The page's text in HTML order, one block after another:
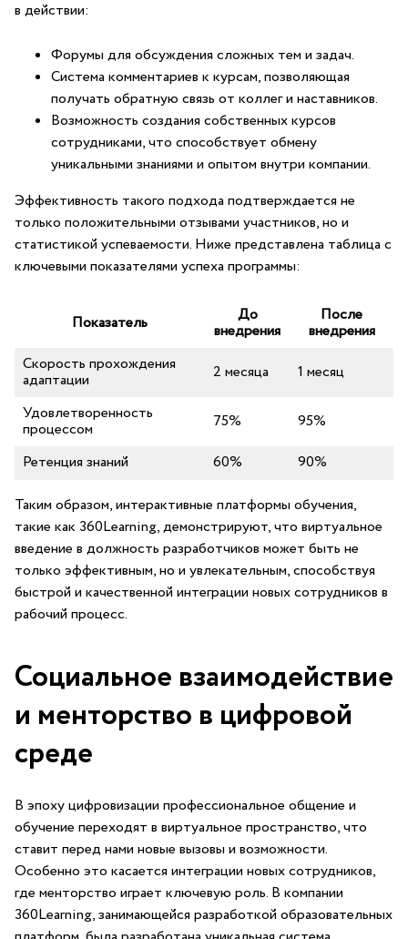
⁤в действии:
Форумы​ для обсуждения ‍сложных тем и задач.
Система комментариев к курсам, позволяющая
⁣получать обратную связь от коллег и‌ наставников.
Возможность создания собственных курсов
сотрудниками, что способствует обмену
уникальными знаниями‍ и опытом внутри⁣ компании.
Эффективность такого подхода подтверждается не
только положительными отзывами участников, но и
статистикой успеваемости. Ниже⁢ представлена таблица ​с
ключевыми показателями успеха программы:
Показатель До
внедрения
После
внедрения
Скорость прохождения
адаптации 2 месяца
1 месяц
Удовлетворенность
⁤процессом 75%
95%
Ретенция знаний
60% 90%
Таким образом, интерактивные платформы обучения,
такие как 360Learning, демонстрируют, что виртуальное
введение в должность разработчиков может быть⁢ не
только ‌эффективным, но ​и​ увлекательным, способствуя
быстрой и качественной интеграции новых сотрудников в
рабочий процесс.
Социальное взаимодействие
и менторство в цифровой⁢
среде
В эпоху цифровизации профессиональное общение и
обучение переходят в ​виртуальное пространство, что
ставит перед нами новые вызовы и возможности.
Особенно это касается ⁤интеграции⁣ новых сотрудников,
где менторство играет ключевую роль. В компании
360Learning, занимающейся разработкой образовательных